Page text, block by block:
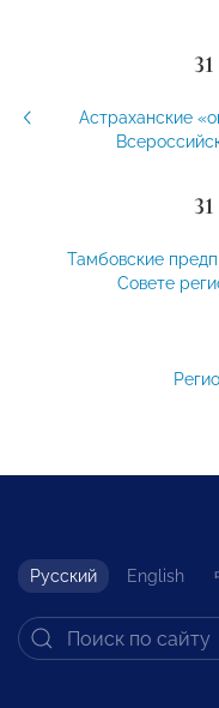
Астраханские
Тамбовские
Совете
Русский English